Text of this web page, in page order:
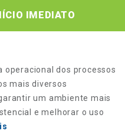
IMEDIATO
operacional dos processos
mais diversos
um ambiente mais
e melhorar o uso